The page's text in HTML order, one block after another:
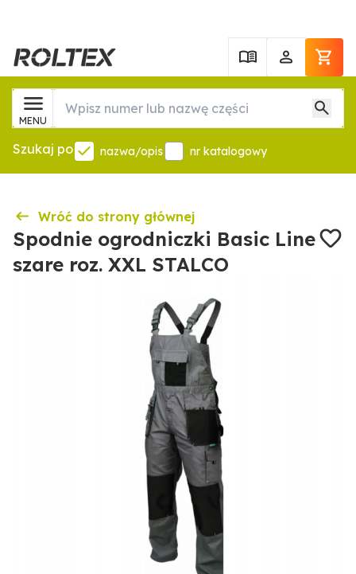
MENU
Szukaj po nazwa/opis nr katalogowy
Wróć do strony głównej
Spodnie ogrodniczki Basic Line
szare roz. XXL STALCO